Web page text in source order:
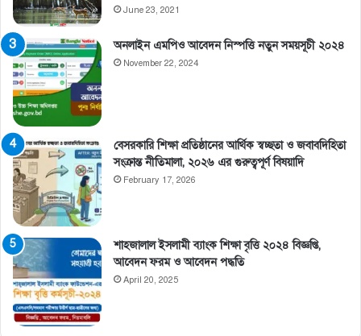
June 23, 2021
অনলাইন এমপিও আবেদন নিস্পত্তি নতুন সময়সূচী ২০২৪
November 22, 2024
বেসরকারি শিক্ষা প্রতিষ্ঠানের আর্থিক স্বচ্ছতা ও জবাবদিহিতা
সংক্রান্ত নীতিমালা, ২০২৬ এর গুরুত্বপূর্ণ বিষয়াদি
February 17, 2026
শাহজালাল ইসলামী ব্যাংক শিক্ষা বৃত্তি ২০২৪ বিজ্ঞপ্তি,
আবেদন ফরম ও আবেদন পদ্ধতি
April 20, 2025